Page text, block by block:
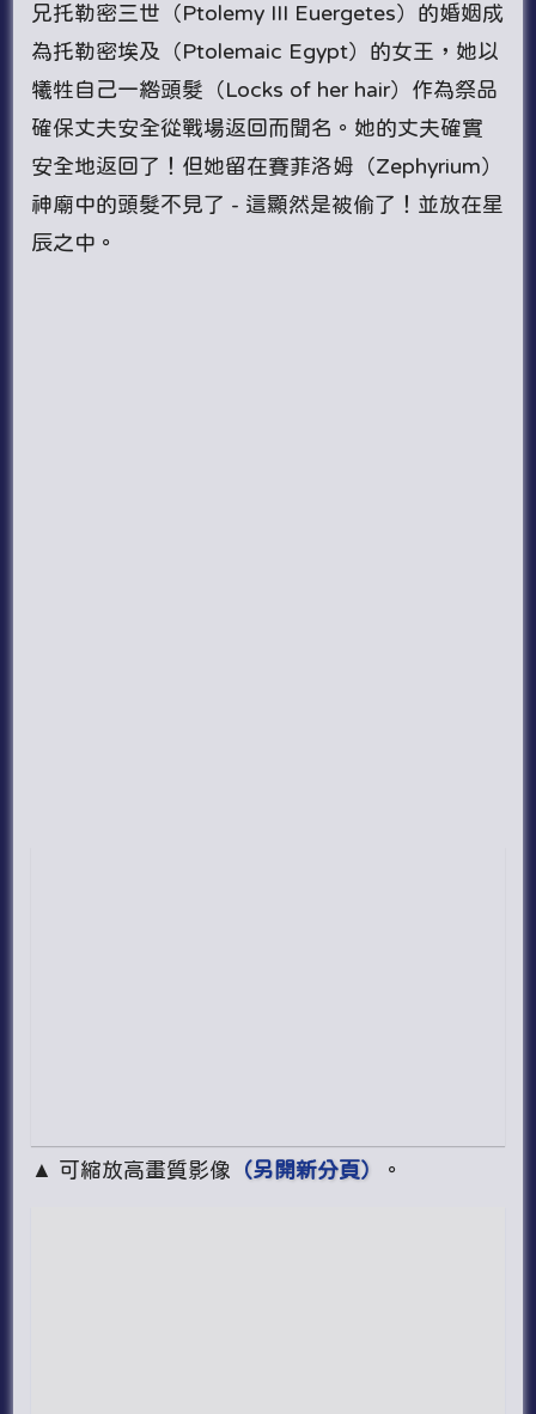
兄托勒密三世（Ptolemy III Euergetes）的婚姻成
為托勒密埃及（Ptolemaic Egypt）的女王，她以
犧牲自己一綹頭髮（Locks of her hair）作為祭品
確保丈夫安全從戰場返回而聞名。她的丈夫確實
安全地返回了！但她留在賽菲洛姆（Zephyrium）
神廟中的頭髮不見了 - 這顯然是被偷了！並放在星
辰之中。
▲ 可縮放高畫質影像 （另開新分頁） 。